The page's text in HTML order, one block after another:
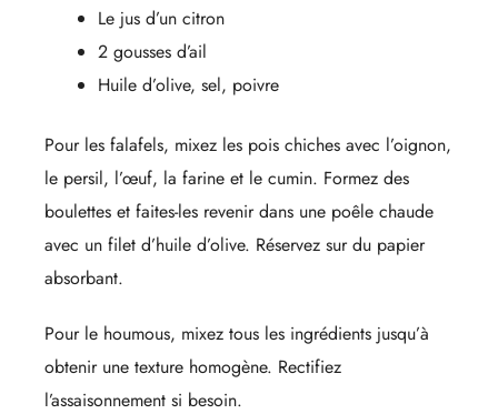
Le jus d’un citron
2 gousses d’ail
Huile d’olive, sel, poivre
Pour les falafels, mixez les pois chiches avec l’oignon,
le persil, l’œuf, la farine et le cumin. Formez des
boulettes et faites-les revenir dans une poêle chaude
avec un filet d’huile d’olive. Réservez sur du papier
absorbant.
Pour le houmous, mixez tous les ingrédients jusqu’à
obtenir une texture homogène. Rectifiez
l’assaisonnement si besoin.